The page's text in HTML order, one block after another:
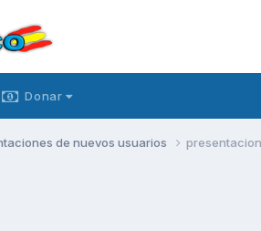
Donar
de nuevos usuarios